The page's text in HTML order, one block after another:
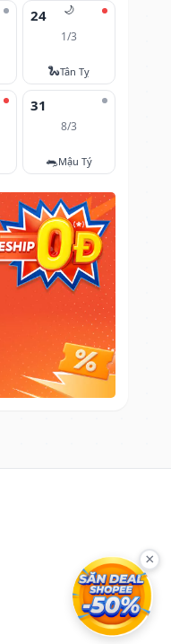
🌙
24
1/3
🐍Tân Tỵ
31
8/3
🐀Mậu Tý
×